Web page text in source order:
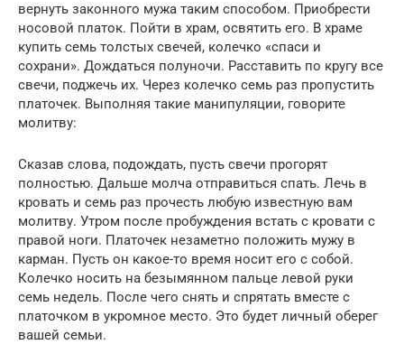
вернуть законного мужа таким способом. Приобрести
носовой платок. Пойти в храм, освятить его. В храме
купить семь толстых свечей, колечко «спаси и
сохрани». Дождаться полуночи. Расставить по кругу все
свечи, поджечь их. Через колечко семь раз пропустить
платочек. Выполняя такие манипуляции, говорите
молитву:
Сказав слова, подождать, пусть свечи прогорят
полностью. Дальше молча отправиться спать. Лечь в
кровать и семь раз прочесть любую известную вам
молитву. Утром после пробуждения встать с кровати с
правой ноги. Платочек незаметно положить мужу в
карман. Пусть он какое-то время носит его с собой.
Колечко носить на безымянном пальце левой руки
семь недель. После чего снять и спрятать вместе с
платочком в укромное место. Это будет личный оберег
вашей семьи.